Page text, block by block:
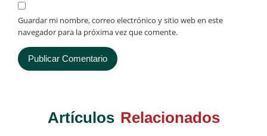
Guardar mi nombre, correo electrónico y sitio web en este
navegador para la próxima vez que comente.
Artículos Relacionados